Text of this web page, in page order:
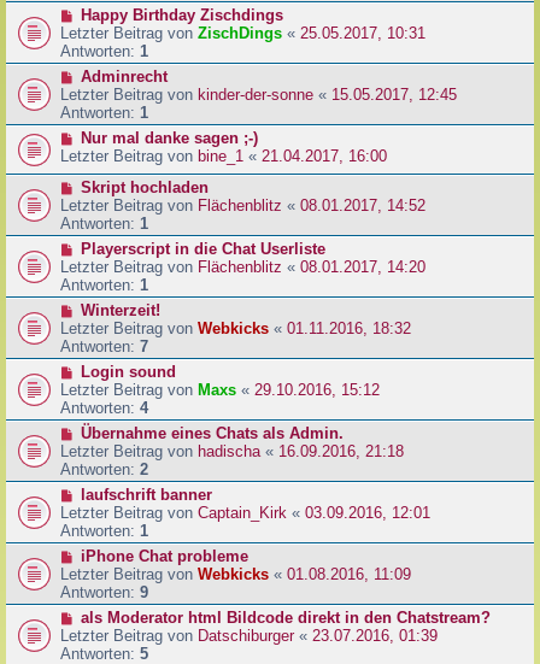
Happy Birthday Zischdings
Letzter Beitrag von ZischDings « 25.05.2017, 10:31
Antworten: 1
Adminrecht
Letzter Beitrag von kinder-der-sonne « 15.05.2017, 12:45
Antworten: 1
Nur mal danke sagen ;-)
Letzter Beitrag von bine_1 « 21.04.2017, 16:00
Skript hochladen
Letzter Beitrag von Flächenblitz « 08.01.2017, 14:52
Antworten: 1
Playerscript in die Chat Userliste
Letzter Beitrag von Flächenblitz « 08.01.2017, 14:20
Antworten: 1
Winterzeit!
Letzter Beitrag von Webkicks « 01.11.2016, 18:32
Antworten: 7
Login sound
Letzter Beitrag von Maxs « 29.10.2016, 15:12
Antworten: 4
Übernahme eines Chats als Admin.
Letzter Beitrag von hadischa « 16.09.2016, 21:18
Antworten: 2
laufschrift banner
Letzter Beitrag von Captain_Kirk « 03.09.2016, 12:01
Antworten: 1
iPhone Chat probleme
Letzter Beitrag von Webkicks « 01.08.2016, 11:09
Antworten: 9
als Moderator html Bildcode direkt in den Chatstream?
Letzter Beitrag von Datschiburger« 23.07.2016, 01:39
Antworten: 5